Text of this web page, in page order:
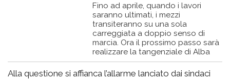
Fino ad aprile, quando i lavori
saranno ultimati, i mezzi
transiteranno su una sola
carreggiata a doppio senso di
marcia. Ora il prossimo passo sarà
realizzare la tangenziale di Alba
Alla questione si affianca l’allarme lanciato dai sindaci